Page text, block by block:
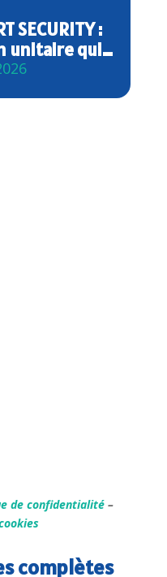
SECURITY :
unitaire qui
de confidentialité –
complètes